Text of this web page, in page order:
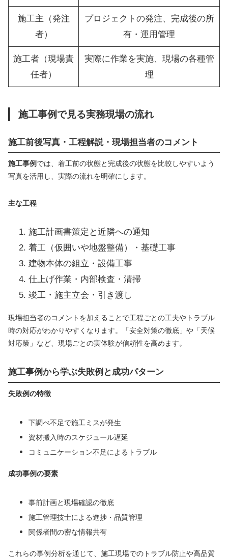
施工主（発注
者）
プロジェクトの発注、完成後の所
有・運用管理
施工者（現場責
任者）
実際に作業を実施、現場の各種管
理
施工事例で見る実務現場の流れ
施工前後写真・工程解説・現場担当者のコメント
施工事例では、着工前の状態と完成後の状態を比較しやすいよう
写真を活用し、実際の流れを明確にします。
主な工程
施工計画書策定と近隣への通知
着工（仮囲いや地盤整備）・基礎工事
建物本体の組立・設備工事
仕上げ作業・内部検査・清掃
竣工・施主立会・引き渡し
現場担当者のコメントを加えることで工程ごとの工夫やトラブル
時の対応がわかりやすくなります。「安全対策の徹底」や「天候
対応策」など、現場ごとの実体験が信頼性を高めます。
施工事例から学ぶ失敗例と成功パターン
失敗例の特徴
下調べ不足で施工ミスが発生
資材搬入時のスケジュール遅延
コミュニケーション不足によるトラブル
成功事例の要素
事前計画と現場確認の徹底
施工管理技士による進捗・品質管理
関係者間の密な情報共有
これらの事例分析を通じて、施工現場でのトラブル防止や高品質